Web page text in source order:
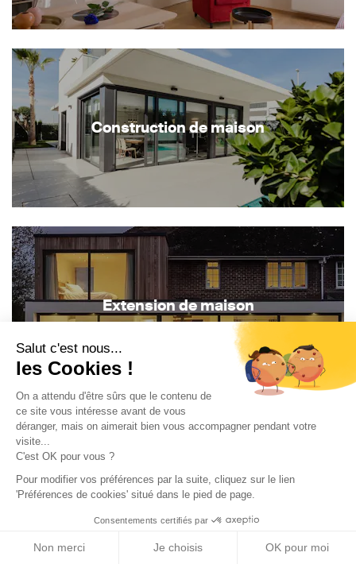
Salut c'est nous...
les Cookies !
On a attendu d'être sûrs que le contenu de
ce site vous intéresse avant de vous
déranger, mais on aimerait bien vous accompagner pendant votre
visite...
C'est OK pour vous ?
Pour modifier vos préférences par la suite, cliquez sur le lien
'Préférences de cookies' situé dans le pied de page.
Consentements certifiés par
Non merci Je choisis OK pour moi
Construction de maison
Extension de maison
Rénovation de maison